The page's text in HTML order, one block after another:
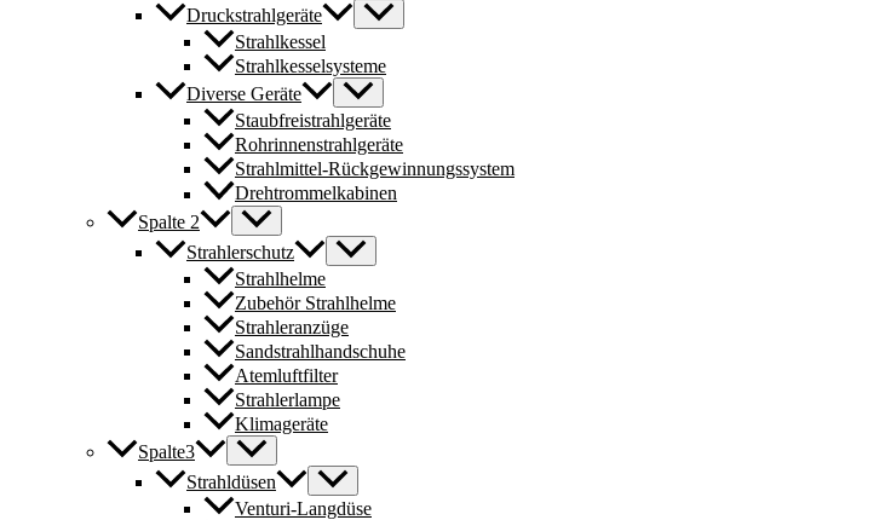
Druckstrahlgeräte
Strahlkessel
Strahlkesselsysteme
Diverse Geräte
Staubfreistrahlgeräte
Rohrinnenstrahlgeräte
Strahlmittel-Rückgewinnungssystem
Drehtrommelkabinen
Spalte 2
Strahlerschutz
Strahlhelme
Zubehör Strahlhelme
Strahleranzüge
Sandstrahlhandschuhe
Atemluftfilter
Strahlerlampe
Klimageräte
Spalte3
Strahldüsen
Venturi-Langdüse